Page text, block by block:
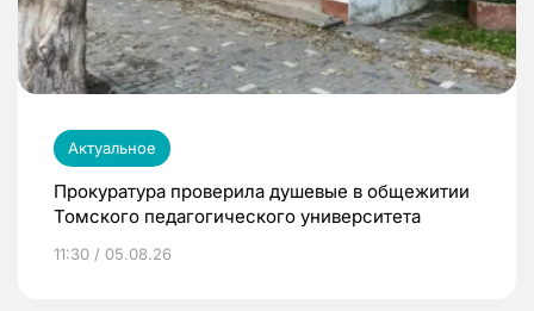
Актуальное
Прокуратура проверила душевые в общежитии
Томского педагогического университета
11:30 / 05.08.26